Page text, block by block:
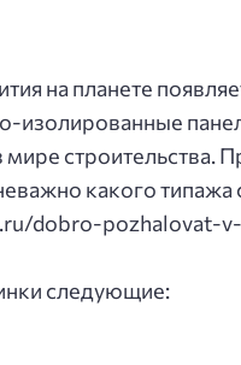
на планете
изолированные
строительства.
какого
dobro-pozhalovat-
следующие: